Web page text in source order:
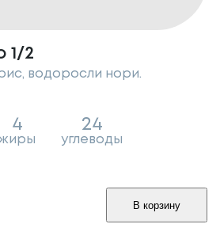
1/2
водоросли нори.
4 24
углеводы
В корзину